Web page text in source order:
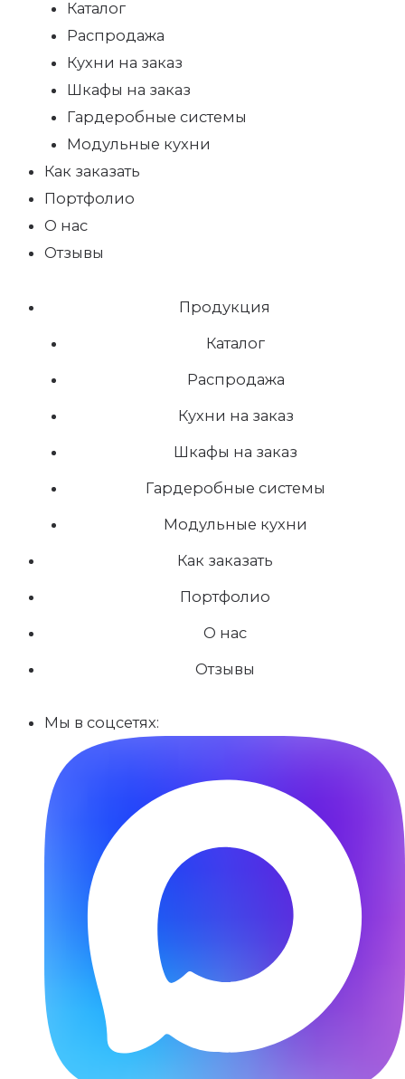
Каталог
Распродажа
Кухни на заказ
Шкафы на заказ
Гардеробные системы
Модульные кухни
Как заказать
Портфолио
О нас
Отзывы
Продукция
Каталог
Распродажа
Кухни на заказ
Шкафы на заказ
Гардеробные системы
Модульные кухни
Как заказать
Портфолио
О нас
Отзывы
Мы в соцсетях: